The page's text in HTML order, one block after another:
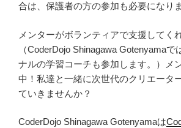
合は、保護者の方の参加も必要になり
メンターがボランティアで支援してく
（CoderDojo Shinagawa Gotenyamaで
ナルの学習コーチも参加します。）メ
中！私達と一緒に次世代のクリエータ
ていきませんか？
CoderDojo Shinagawa Gotenyamaは